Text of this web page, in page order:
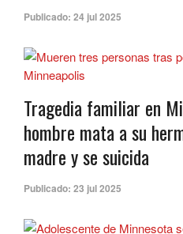
Publicado: 24 jul 2025
Tragedia familiar en
hombre mata a su
madre y se suicida
Publicado: 23 jul 2025